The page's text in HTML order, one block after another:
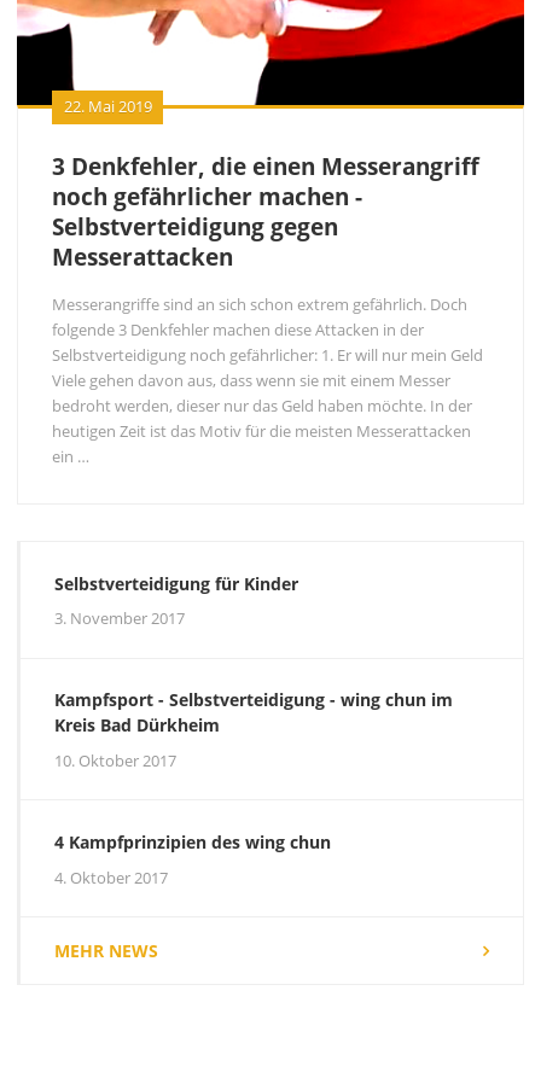
22. Mai 2019
3 Denkfehler, die einen Messerangriff
noch gefährlicher machen -
Selbstverteidigung gegen
Messerattacken
Messerangriffe sind an sich schon extrem gefährlich. Doch
folgende 3 Denkfehler machen diese Attacken in der
Selbstverteidigung noch gefährlicher: 1. Er will nur mein Geld
Viele gehen davon aus, dass wenn sie mit einem Messer
bedroht werden, dieser nur das Geld haben möchte. In der
heutigen Zeit ist das Motiv für die meisten Messerattacken
ein …
Selbstverteidigung für Kinder
3. November 2017
Kampfsport - Selbstverteidigung - wing chun im
Kreis Bad Dürkheim
10. Oktober 2017
4 Kampfprinzipien des wing chun
4. Oktober 2017
MEHR NEWS